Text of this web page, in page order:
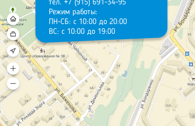
тел. +7 (915) 691-34-95
Режим работы:
ПН-СБ: с 10:00 до 20:00
ВС: с 10:00 до 19:00